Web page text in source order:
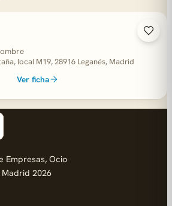
local M19, 28916 Leganés, Madrid
Ver ficha
Empresas, Ocio
Madrid 2026